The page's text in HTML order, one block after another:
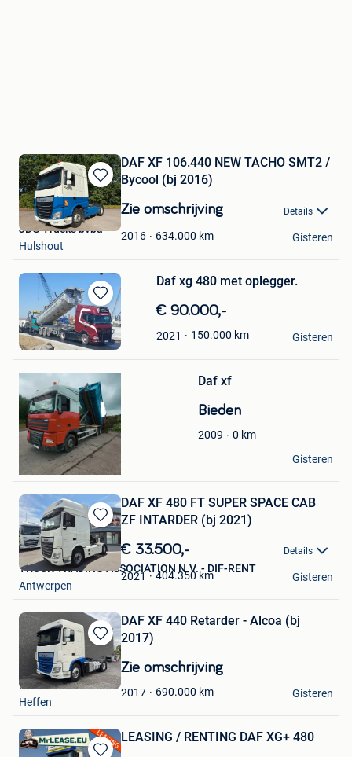
Bewaren
in
Mijn
Favorieten
DAF XF 106.440 NEW TACHO SMT2 /
Bycool (bj 2016)
Zie omschrijving Details
2016 634.000 km
JDG Trucks bvba
Hulshout
Gisteren
Bewaren
in
Mijn
Favorieten
Daf xg 480 met oplegger.
€ 90.000,-
2021 150.000 km
Nick
Verrebroek
Gisteren
Bewaren
Mijn
Favorieten
Daf xf
Bieden
2009 0 km
JDK TECH
Gerpinnes
Gisteren
Bewaren
in
Mijn
Favorieten
DAF XF 480 FT SUPER SPACE CAB
ZF INTARDER (bj 2021)
€ 33.500,- Details
2021 404.350 km
TRUCK TRADING ASSOCIATION N.V. - DIF-RENT
Antwerpen
Gisteren
Bewaren
in
Mijn
Favorieten
DAF XF 440 Retarder - Alcoa (bj
2017)
Zie omschrijving
2017 690.000 km
Rene Trucks
Heffen
Gisteren
LEASING / RENTING DAF XG+ 480